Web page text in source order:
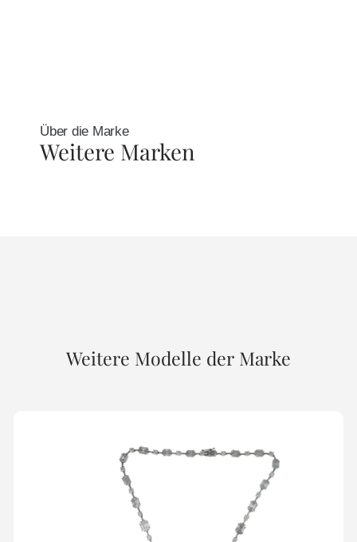
Über die Marke
Weitere Marken
Weitere Modelle der Marke